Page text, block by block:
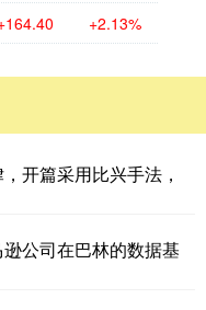
+2.13%
开篇采用比兴手法，
公司在巴林的数据基